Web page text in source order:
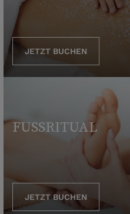
JETZT BUCHEN
FUSSRITUAL
JETZT BUCHEN